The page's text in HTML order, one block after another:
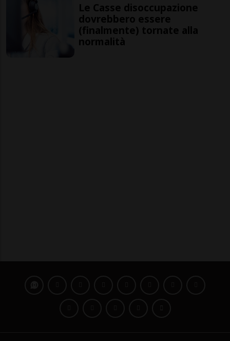
Le Casse disoccupazione
dovrebbero essere
(finalmente) tornate alla
normalità